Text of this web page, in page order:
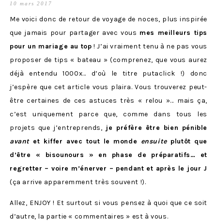
10 mars 2017
Me voici donc de retour de voyage de noces, plus inspirée
que jamais pour partager avec vous mes meilleurs tips
pour un mariage au top ! J’ai vraiment tenu à ne pas vous
proposer de tips « bateau » (comprenez, que vous aurez
déjà entendu 1000x… d’où le titre putaclick !) donc
j’espère que cet article vous plaira. Vous trouverez peut-
être certaines de ces astuces très « relou »… mais ça,
c’est uniquement parce que, comme dans tous les
projets que j’entreprends, je préfère être bien pénible
avant et kiffer avec tout le monde ensuiteplutôt que
d’être « bisounours » en phase de préparatifs… et
regretter – voire m’énerver – pendant et après le jour J
(ça arrive apparemment très souvent !).
Allez, ENJOY ! Et surtout si vous pensez à quoi que ce soit
d’autre, la partie « commentaires » est à vous.